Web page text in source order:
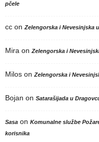
pčele
cc on Zelengorska i Nevesinjska
Mira on Zelengorska i
Milos on Zelengorska i
Bojan on Satarašijada u
Sasa on Komunalne službe
korisnika